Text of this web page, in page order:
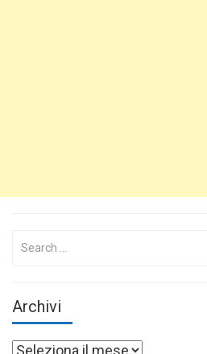
Search
Archivi
Archivi